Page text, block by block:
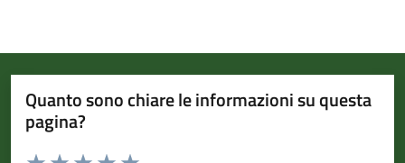
Quanto sono chiare le informazioni su questa
pagina?
Valuta da 1 a 5 stelle la pagina